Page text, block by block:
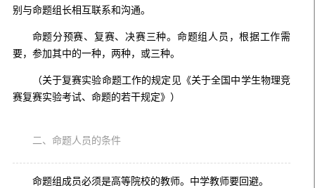
别与命题组长相互联系和沟通。
命题分预赛、复赛、决赛三种。命题组人员，根据工作需
要，参加其中的一种，两种，或三种。
（关于复赛实验命题工作的规定见《关于全国中学生物理竞
赛复赛实验考试、命题的若干规定》）
二、命题人员的条件
命题组成员必须是高等院校的教师。中学教师要回避。